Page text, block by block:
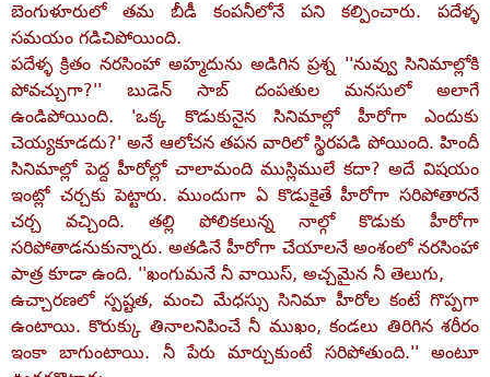
బెంగుళూరులో తమ బీడీ కంపనీలోనే పని కల్పించారు. పదేళ్ళ
సమయం గడిచిపోయింది.
పదేళ్ళ క్రితం నరసింహా అహ్మదును అడిగిన ప్రశ్న ''నువ్వు సినిమాల్లోకి
పోవచ్చుగా?'' బుడెన్‌ సాబ్‌ దంపతుల మనసులో అలాగే
ఉండిపోయింది. 'ఒక్క కొడుకునైన సినిమాల్లో హీరోగా ఎందుకు
చెయ్యకూడదు?' అనే ఆలోచన తపన వారిలో స్థిరపడి పోయింది. హిందీ
సినిమాల్లో పెద్ద హీరోల్లో చాలామంది ముస్లిములే కదా? అదే విషయం
ఇంట్లో చర్చకు పెట్టారు. ముందుగా ఏ కొడుకైతే హీరోగా సరిపోతారనే
చర్చ వచ్చింది. తల్లి పోలికలున్న నాల్గో కొడుకు హీరోగా
సరిపోతాడనుకున్నారు. అతడినే హీరోగా చేయాలనే అంశంలో నరసింహా
పాత్ర కూడా ఉంది. ''ఖంగుమనే నీ వాయిస్‌, అచ్చమైన నీ తెలుగు,
ఉచ్చారణలో స్పష్టత, మంచి మేధస్సు సినిమా హీరోల కంటే గొప్పగా
ఉంటాయి. కొరుక్కు తినాలనిపించే నీ ముఖం, కండలు తిరిగిన శరీరం
ఇంకా బాగుంటాయి. నీ పేరు మార్చుకుంటే సరిపోతుంది.'' అంటూ